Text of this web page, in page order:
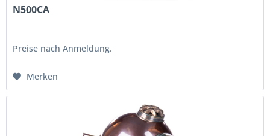
N500CA
Preise nach Anmeldung.
Merken